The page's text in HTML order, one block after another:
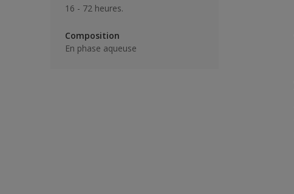
16 - 72 heures.
Composition
En phase aqueuse